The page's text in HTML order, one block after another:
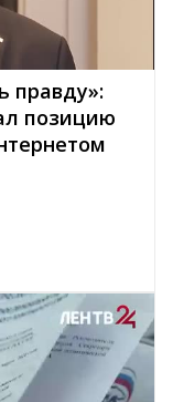
правду»:
позицию